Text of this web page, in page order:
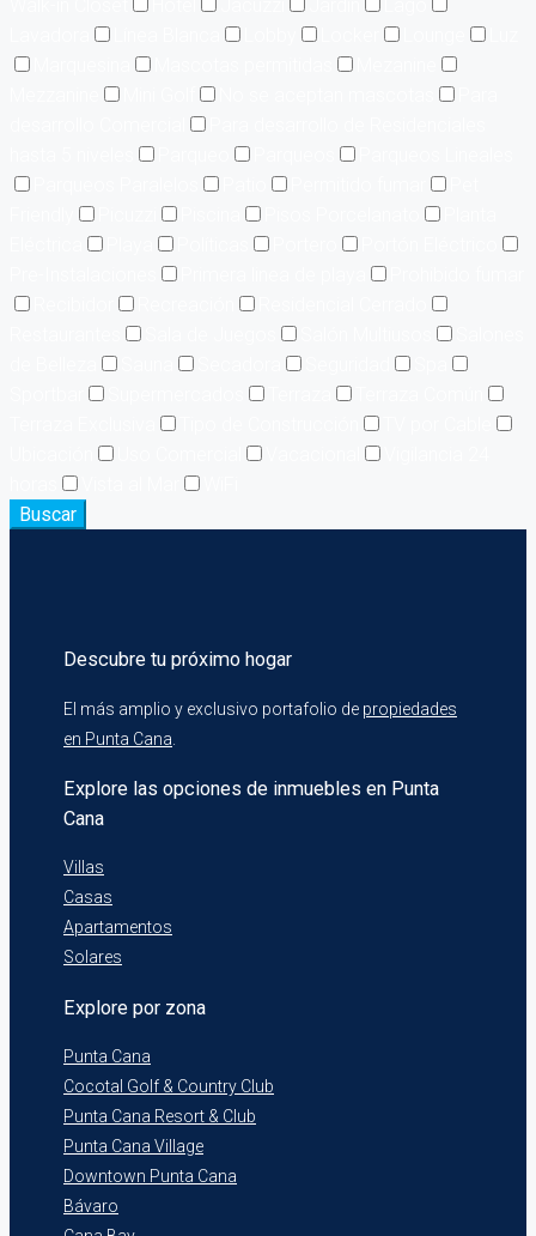
Buscar
Descubre tu próximo hogar
El más amplio y exclusivo portafolio de propiedades
en Punta Cana
Explore las opciones de inmuebles en Punta
Cana
Villas
Casas
Apartamentos
Solares
Explore por zona
Punta Cana
Cocotal Golf & Country Club
Punta Cana Resort & Club
Punta Cana Village
Downtown Punta Cana
Bávaro